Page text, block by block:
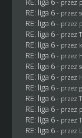
- przez
RE: liga 6 - przez
RE: liga 6 - przez
RE: liga 6 - przez
RE: liga 6 - przez
RE: liga 6 - przez
RE: liga 6 - przez
RE: liga 6 - przez
RE: liga 6 - przez
RE: liga 6 - przez
RE: liga 6 - przez
RE: liga 6 - przez
RE: liga 6 - przez